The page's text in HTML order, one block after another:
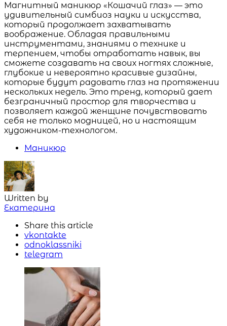
Магнитный маникюр «Кошачий глаз» — это
удивительный симбиоз науки и искусства,
который продолжает захватывать
воображение. Обладая правильными
инструментами, знаниями о технике и
терпением, чтобы отработать навык, вы
сможете создавать на своих ногтях сложные,
глубокие и невероятно красивые дизайны,
которые будут радовать глаз на протяжении
нескольких недель. Это тренд, который дает
безграничный простор для творчества и
позволяет каждой женщине почувствовать
себя не только модницей, но и настоящим
художником-технологом.
Маникюр
Written by
Екатерина
Share this article
vkontakte
odnoklassniki
telegram
Навигация